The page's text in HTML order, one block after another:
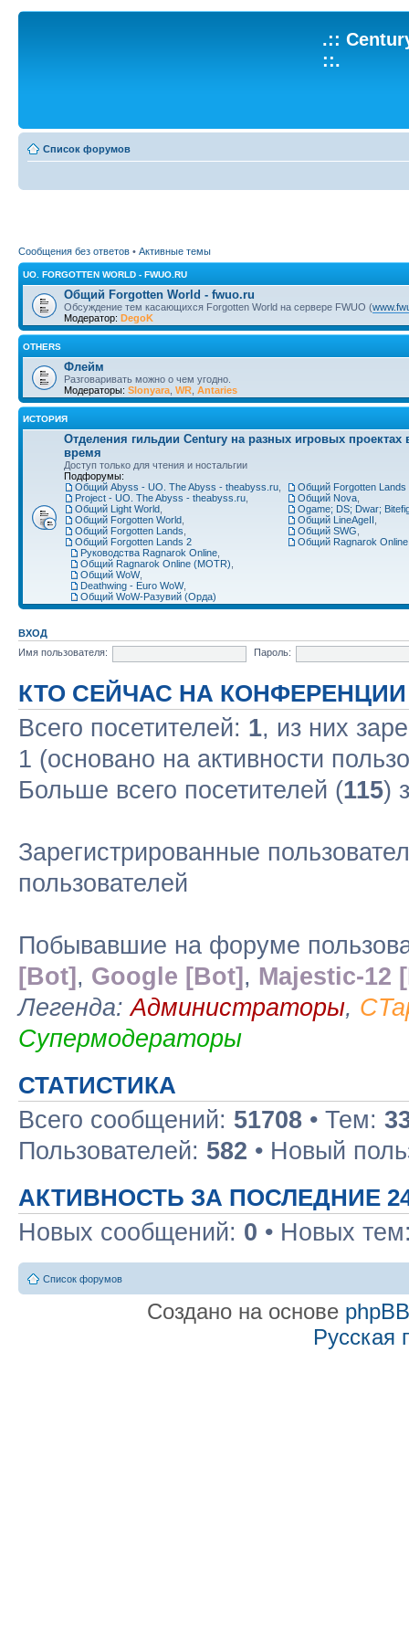
.::
::.
Список форумов
Сообщения без ответов • Активные темы
UO. FORGOTTEN WORLD - FWUO.RU
Общий Forgotten World - fwuo.ru
Обсуждение тем касающихся Forgotten World на сервере FWUO (
Модератор: DegoK
OTHERS
Флейм
Разговаривать можно о чем угодно.
Модераторы: Slonyara WR Antaries
ИСТОРИЯ
Отделения гильдии Century на разных игровых проектах
время
Доступ только для чтения и ностальгии
Подфорумы:
Общий Abyss - UO. The Abyss - theabyss.ru
Project - UO. The Abyss - theabyss.ru
Общий Light World
Общий Forgotten World
Общий Forgotten Lands
Общий Forgotten Lands 2
Общий Forgotten Lands
Общий Nova
Ogame; DS; Dwar;
Общий LineAgeII
Общий SWG
Общий Ragnarok
Руководства Ragnarok Online
Общий Ragnarok Online (MOTR)
Общий WoW,
Deathwing - Euro WoW,
Общий WoW-Разувий (Орда)
ВХОД
Имя пользователя:
Пароль:
КТО СЕЙЧАС НА КОНФЕРЕНЦИИ
Всего посетителей: 1, из них
1 (основано на активности
Больше всего посетителей (115)
Зарегистрированные
пользователей
Побывавшие на форуме
[Bot] , Google [Bot] , Majestic-12
Легенда:Администраторы,
Супермодераторы
СТАТИСТИКА
Всего сообщений: 51708 • Тем:
Пользователей: 582 • Новый
АКТИВНОСТЬ ЗА ПОСЛЕДНИЕ
Новых сообщений: 0 • Новых
Список форумов
Создано на основе phpBB
Русская